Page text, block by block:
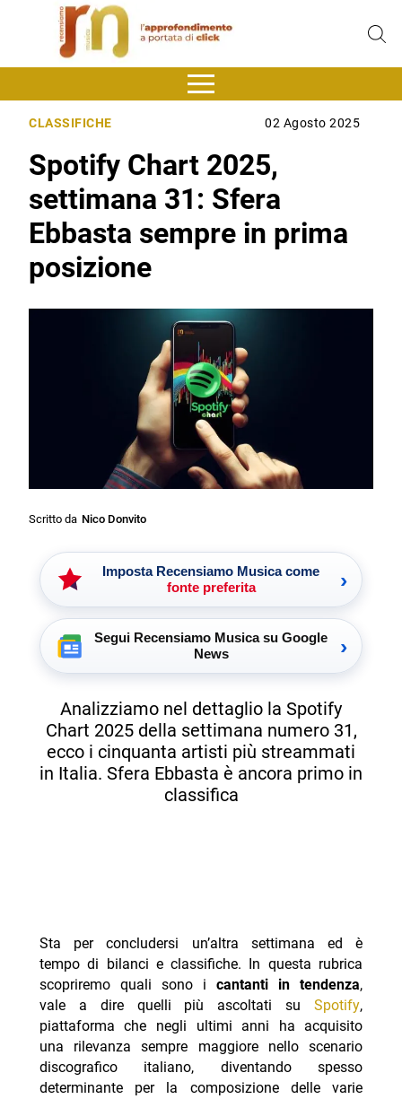
CLASSIFICHE 02 Agosto 2025
Spotify Chart 2025,
settimana 31: Sfera
Ebbasta sempre in prima
posizione
Scritto da Nico Donvito
Imposta Recensiamo Musica come
fonte preferita
›
Segui Recensiamo Musica su Google
News
›
Analizziamo nel dettaglio la Spotify
Chart 2025 della settimana numero 31,
ecco i cinquanta artisti più streammati
in Italia. Sfera Ebbasta è ancora primo in
classifica
Sta per concludersi un’altra settimana ed è
tempo di bilanci e classifiche. In questa rubrica
scopriremo quali sono icantanti in tendenza,
vale a dire quelli più ascoltati suSpotify,
piattaforma che negli ultimi anni ha acquisito
una rilevanza sempre maggiore nello scenario
discografico italiano, diventando spesso
determinante per la composizione delle varie